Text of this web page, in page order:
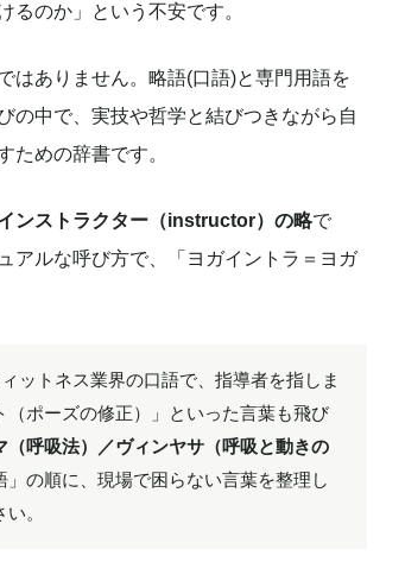
るのか」という不安です。
はありません。略語(口語)と専門用語を
の中で、実技や哲学と結びつきながら自
ための辞書です。
インストラクター（instructor）の略で
アルな呼び方で、「ヨガイントラ＝ヨガ
ットネス業界の口語で、指導者を指しま
ポーズの修正）」といった言葉も飛び
呼吸法）／ヴィンヤサ（呼吸と動きの
の順に、現場で困らない言葉を整理し
。